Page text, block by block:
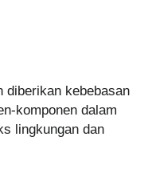
diberikan kebebasan
komponen dalam
lingkungan dan